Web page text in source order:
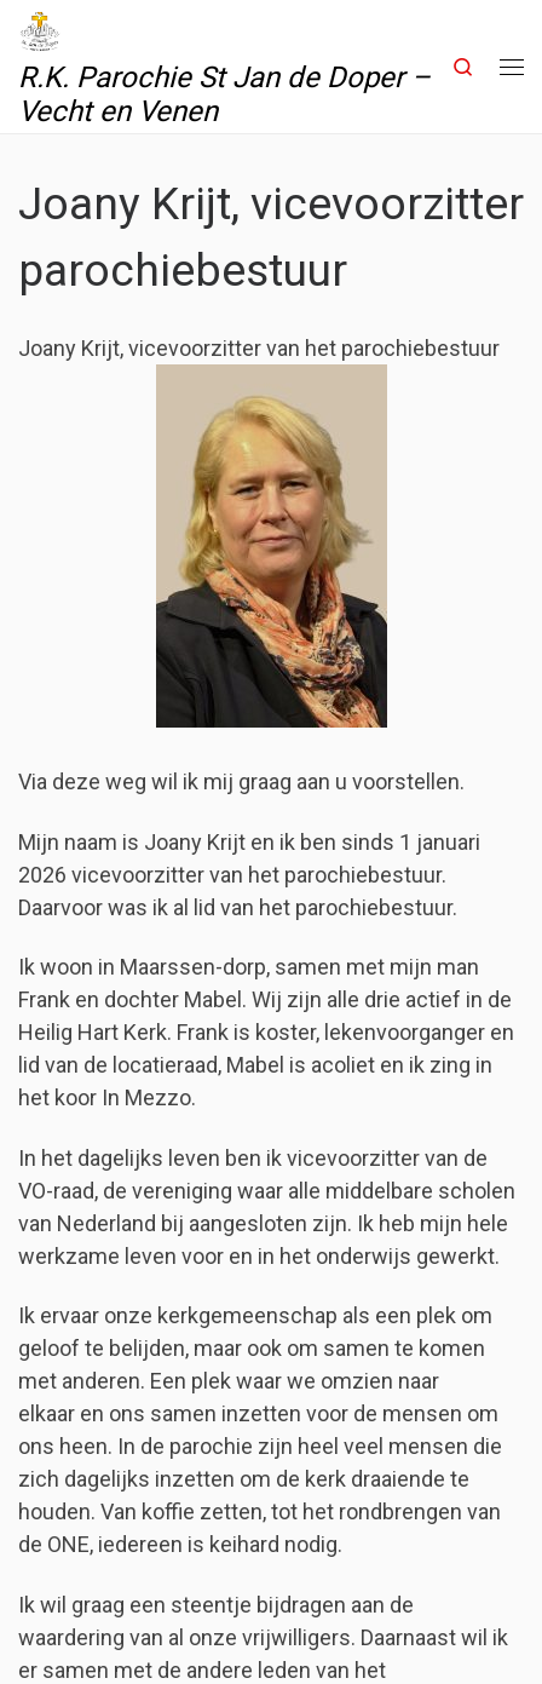
Skip to content
R.K. Parochie St Jan de Doper –
Vecht en Venen
Search
Joany Krijt, vicevoorzitter
parochiebestuur
Joany Krijt, vicevoorzitter van het parochiebestuur
Via deze weg wil ik mij graag aan u voorstellen.
Mijn naam is Joany Krijt en ik ben sinds 1 januari
2026 vicevoorzitter van het parochiebestuur.
Daarvoor was ik al lid van het parochiebestuur.
Ik woon in Maarssen-dorp, samen met mijn man
Frank en dochter Mabel. Wij zijn alle drie actief in de
Heilig Hart Kerk. Frank is koster, lekenvoorganger en
lid van de locatieraad, Mabel is acoliet en ik zing in
het koor In Mezzo.
In het dagelijks leven ben ik vicevoorzitter van de
VO-raad, de vereniging waar alle middelbare scholen
van Nederland bij aangesloten zijn. Ik heb mijn hele
werkzame leven voor en in het onderwijs gewerkt.
Ik ervaar onze kerkgemeenschap als een plek om
geloof te belijden, maar ook om samen te komen
met anderen. Een plek waar we omzien naar
elkaar en ons samen inzetten voor de mensen om
ons heen. In de parochie zijn heel veel mensen die
zich dagelijks inzetten om de kerk draaiende te
houden. Van koffie zetten, tot het rondbrengen van
de ONE, iedereen is keihard nodig.
Ik wil graag een steentje bijdragen aan de
waardering van al onze vrijwilligers. Daarnaast wil ik
er samen met de andere leden van het